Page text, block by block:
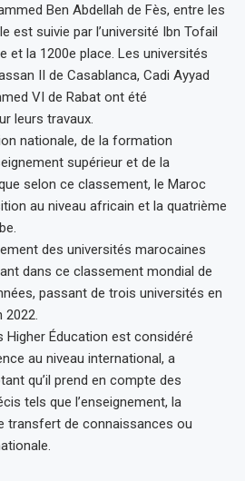
Ben Abdellah de Fès, entre les
est suivie par l’université Ibn Tofail
et la 1200e place. Les universités
II de Casablanca, Cadi Ayyad
VI de Rabat ont été
leurs travaux.
nationale, de la formation
supérieur et de la
selon ce classement, le Maroc
au niveau africain et la quatrième
des universités marocaines
dans ce classement mondial de
passant de trois universités en
2022.
Éducation est considéré
au niveau international, a
qu’il prend en compte des
tels que l’enseignement, la
transfert de connaissances ou